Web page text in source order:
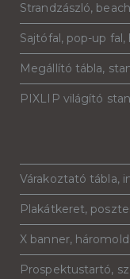
Strandzászló,
Sajtófal, pop-up
Megállító tábla,
PIXLIP világító
Várakoztató tábla,
Plakátkeret,
X banner,
Prospektustartó,